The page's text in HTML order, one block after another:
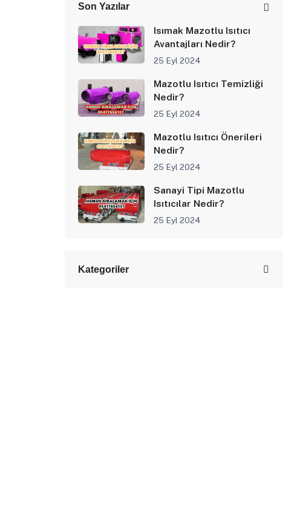
Son Yazılar
Isımak Mazotlu Isıtıcı
Avantajları Nedir?
25 Eyl 2024
Mazotlu Isıtıcı Temizliği
Nedir?
25 Eyl 2024
Mazotlu Isıtıcı Önerileri
Nedir?
25 Eyl 2024
Sanayi Tipi Mazotlu
Isıtıcılar Nedir?
25 Eyl 2024
Kategoriler